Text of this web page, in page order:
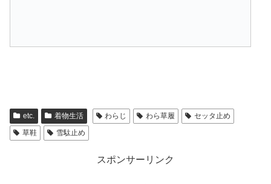
etc. 着物生活 わらじ わら草履
セッタ止め
草鞋
雪駄止め
スポンサーリンク